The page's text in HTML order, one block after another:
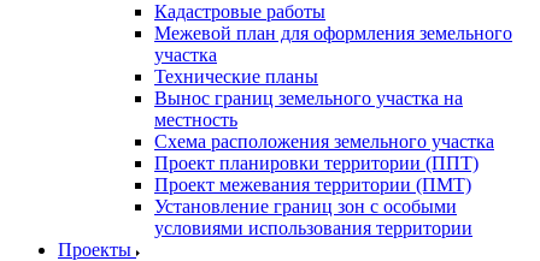
Кадастровые работы
Межевой план для оформления земельного
участка
Технические планы
Вынос границ земельного участка на
местность
Схема расположения земельного участка
Проект планировки территории (ППТ)
Проект межевания территории (ПМТ)
Установление границ зон с особыми
условиями использования территории
Проекты